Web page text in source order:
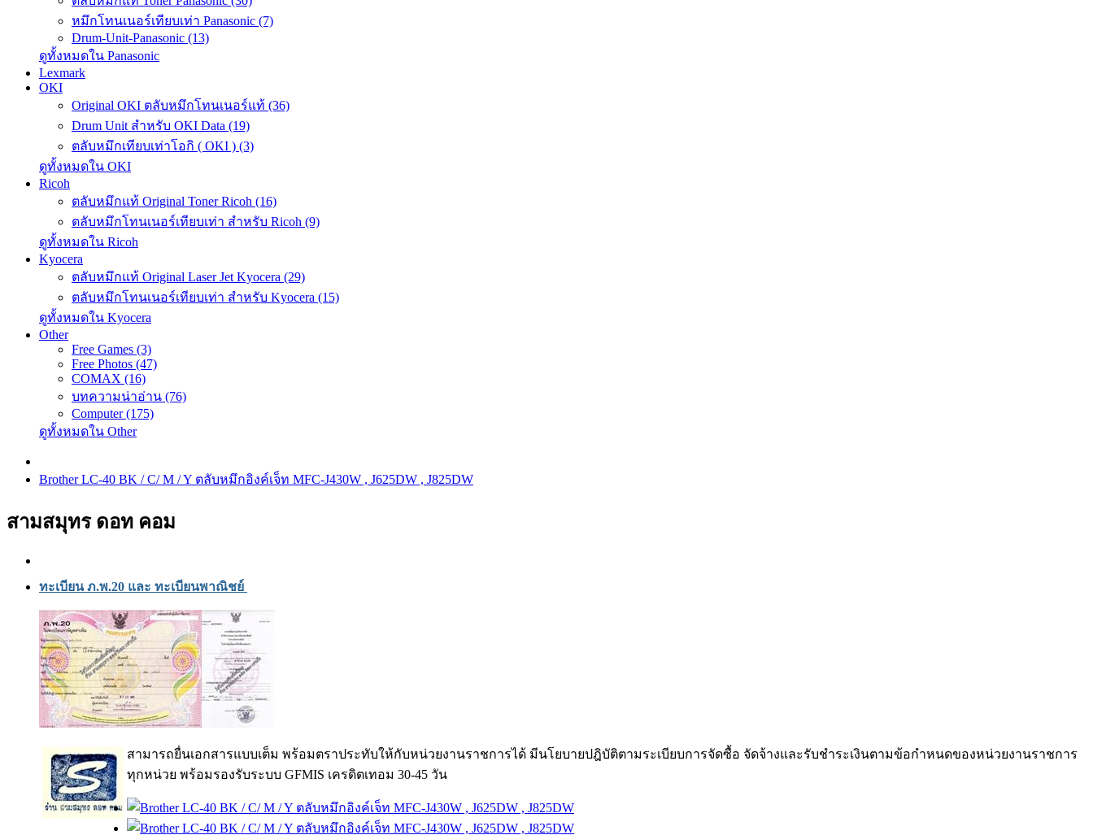
หมึกโทนเนอร์เทียบเท่า Panasonic (7)
Drum-Unit-Panasonic (13)
ดูทั้งหมดใน Panasonic
Lexmark
OKI
Original OKI ตลับหมึกโทนเนอร์แท้ (36)
Drum Unit สำหรับ OKI Data (19)
ตลับหมึกเทียบเท่าโอกิ ( OKI ) (3)
ดูทั้งหมดใน OKI
Ricoh
ตลับหมึกแท้ Original Toner Ricoh (16)
ตลับหมึกโทนเนอร์เทียบเท่า สำหรับ Ricoh (9)
ดูทั้งหมดใน Ricoh
Kyocera
ตลับหมึกแท้ Original Laser Jet Kyocera (29)
ตลับหมึกโทนเนอร์เทียบเท่า สำหรับ Kyocera (15)
ดูทั้งหมดใน Kyocera
Other
Free Games (3)
Free Photos (47)
COMAX (16)
บทความน่าอ่าน (76)
Computer (175)
ดูทั้งหมดใน Other
Brother LC-40 BK / C/ M / Y ตลับหมึกอิงค์เจ็ท MFC-J430W , J625DW , J825DW
สามสมุทร ดอท คอม
ทะเบียน ภ.พ.20 และ ทะเบียนพาณิชย์
สามารถยื่นเอกสารแบบเต็ม พร้อมตราประทับให้กับหน่วยงานราชการได้ มีนโยบายปฎิบัติตามระเบียบการจัดซื้อ จัดจ้างและรับชำระเงินตามข้อกำหนดของหน่วยงานราชการ
ทุกหน่วย พร้อมรองรับระบบ GFMIS เครดิตเทอม 30-45 วัน